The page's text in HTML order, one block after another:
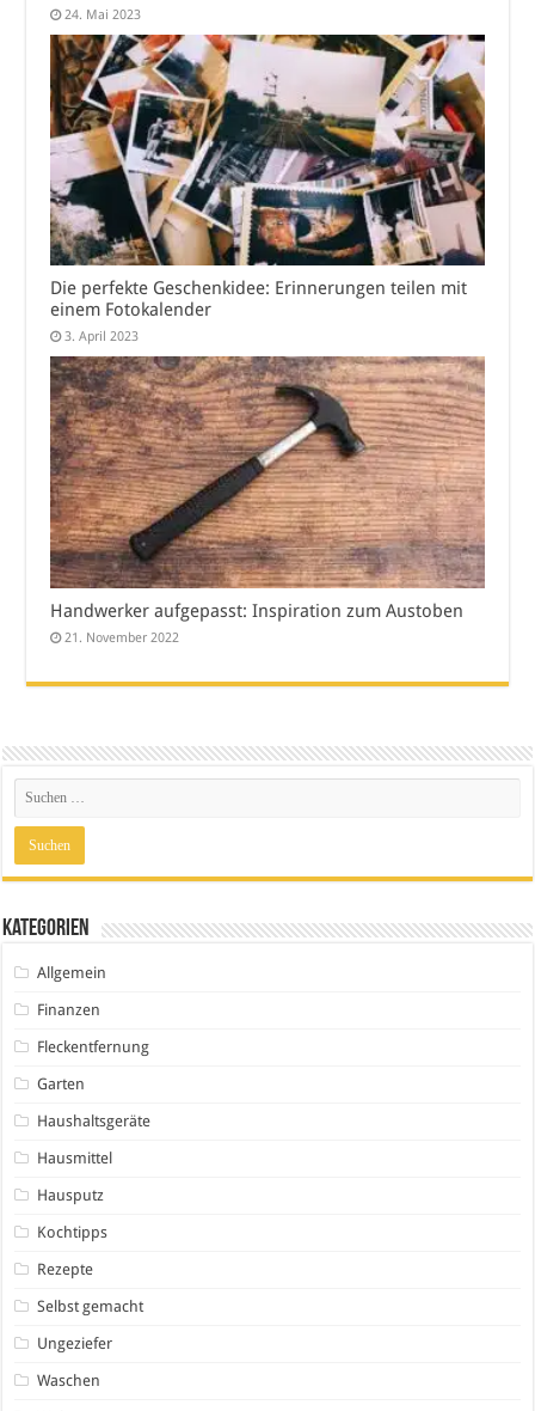
24. Mai 2023
Die perfekte Geschenkidee: Erinnerungen teilen mit
einem Fotokalender
3. April 2023
Handwerker aufgepasst: Inspiration zum Austoben
21. November 2022
Kategorien
Allgemein
Finanzen
Fleckentfernung
Garten
Haushaltsgeräte
Hausmittel
Hausputz
Kochtipps
Rezepte
Selbst gemacht
Ungeziefer
Waschen